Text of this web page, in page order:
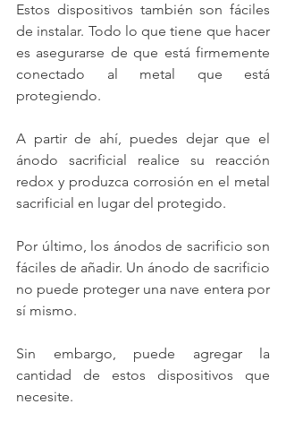
Estos dispositivos también son fáciles
de instalar. Todo lo que tiene que hacer
es asegurarse de que está firmemente
conectado al metal que está
protegiendo.
A partir de ahí, puedes dejar que el
ánodo sacrificial realice su reacción
redox y produzca corrosión en el metal
sacrificial en lugar del protegido.
Por último, los ánodos de sacrificio son
fáciles de añadir. Un ánodo de sacrificio
no puede proteger una nave entera por
sí mismo.
Sin embargo, puede agregar la
cantidad de estos dispositivos que
necesite.